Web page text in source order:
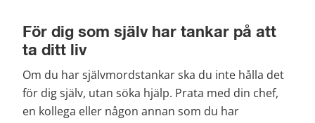
För dig som själv har tankar på att
ta ditt liv
Om du har självmordstankar ska du inte hålla det
för dig själv, utan söka hjälp. Prata med din chef,
en kollega eller någon annan som du har